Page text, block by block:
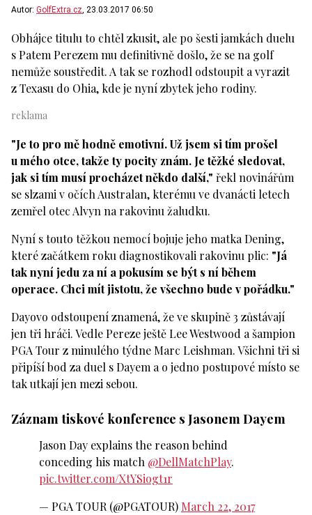
Autor: GolfExtra.cz, 23.03.2017 06:50
Obhájce titulu to chtěl zkusit, ale po šesti jamkách duelu
s Patem Perezem mu definitivně došlo, že se na golf
nemůže soustředit. A tak se rozhodl odstoupit a vyrazit
z Texasu do Ohia, kde je nyní zbytek jeho rodiny.
"Je to pro mě hodně emotivní. Už jsem si tím prošel
u mého otce, takže ty pocity znám. Je těžké sledovat,
jak si tím musí procházet někdo další," řekl novinářům
se slzami v očích Australan, kterému ve dvanácti letech
zemřel otec Alvyn na rakovinu žaludku.
Nyní s touto těžkou nemocí bojuje jeho matka Dening,
které začátkem roku diagnostikovali rakovinu plic: "Já
tak nyní jedu za ní a pokusím se být s ní během
operace. Chci mít jistotu, že všechno bude v pořádku."
Dayovo odstoupení znamená, že ve skupině 3 zůstávají
jen tři hráči. Vedle Pereze ještě Lee Westwood a šampion
PGA Tour z minulého týdne Marc Leishman. Všichni tři si
připíší bod za duel s Dayem a o jedno postupové místo se
tak utkají jen mezi sebou.
Záznam tiskové konference s Jasonem Dayem
Jason Day explains the reason behind
conceding his match @DellMatchPlay.
pic.twitter.com/XtYSiogt1r
— PGA TOUR (@PGATOUR) March 22, 2017